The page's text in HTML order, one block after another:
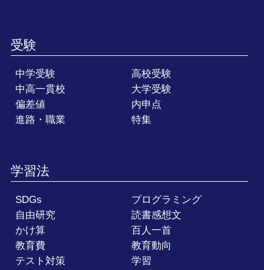
受験
中学受験
高校受験
中高一貫校
大学受験
偏差値
内申点
進路・職業
特集
学習法
SDGs
プログラミング
自由研究
読書感想文
かけ算
百人一首
教育費
教育動向
テスト対策
学習